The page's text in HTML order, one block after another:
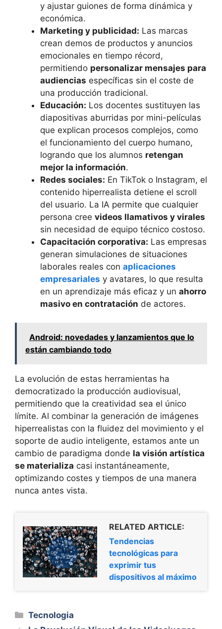
y ajustar guiones de forma dinámica y
económica.
Marketing y publicidad: Las marcas
crean demos de productos y anuncios
emocionales en tiempo récord,
permitiendo personalizar mensajes para
audiencias específicas sin el coste de
una producción tradicional.
Educación: Los docentes sustituyen las
diapositivas aburridas por mini-películas
que explican procesos complejos, como
el funcionamiento del cuerpo humano,
logrando que los alumnos retengan
mejor la información.
Redes sociales: En TikTok o Instagram, el
contenido hiperrealista detiene el scroll
del usuario. La IA permite que cualquier
persona cree videos llamativos y virales
sin necesidad de equipo técnico costoso.
Capacitación corporativa: Las empresas
generan simulaciones de situaciones
laborales reales con aplicaciones
empresariales y avatares, lo que resulta
en un aprendizaje más eficaz y un ahorro
masivo en contratación de actores.
Android: novedades y lanzamientos que lo
están cambiando todo
La evolución de estas herramientas ha
democratizado la producción audiovisual,
permitiendo que la creatividad sea el único
límite. Al combinar la generación de imágenes
hiperrealistas con la fluidez del movimiento y el
soporte de audio inteligente, estamos ante un
cambio de paradigma donde la visión artística
se materializa casi instantáneamente,
optimizando costes y tiempos de una manera
nunca antes vista.
RELATED ARTICLE:
Tendencias
tecnológicas para
exprimir tus
dispositivos al máximo
Categorías
Tecnologia